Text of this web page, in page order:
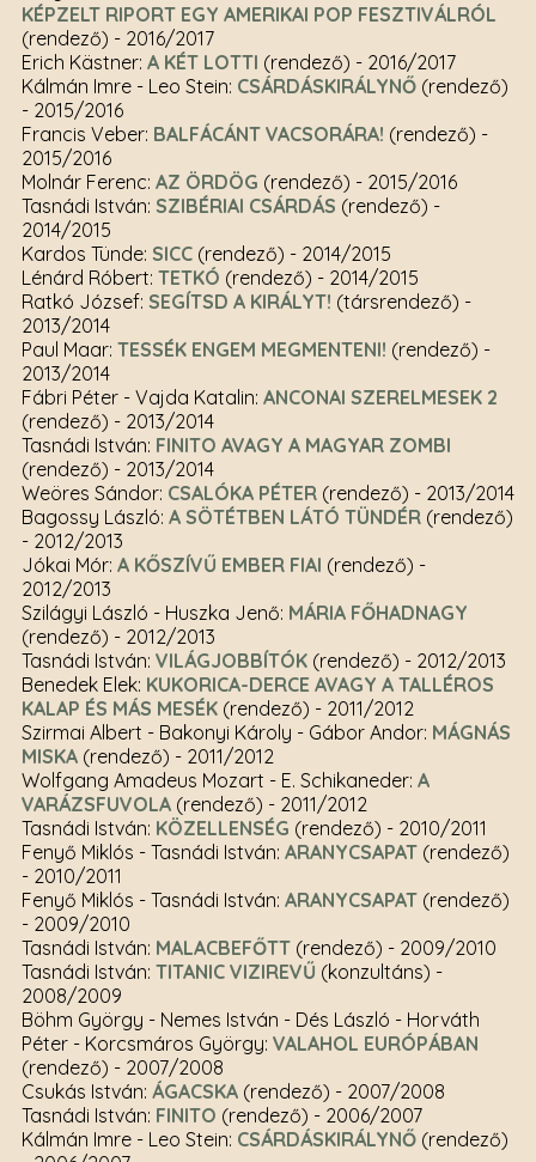
KÉPZELT RIPORT EGY AMERIKAI POP FESZTIVÁLRÓL
(rendező) - 2016/2017
Erich Kästner: A KÉT LOTTI (rendező) - 2016/2017
Kálmán Imre - Leo Stein: CSÁRDÁSKIRÁLYNŐ(rendező)
- 2015/2016
Francis Veber: BALFÁCÁNT VACSORÁRA! (rendező) -
2015/2016
Molnár Ferenc: AZ ÖRDÖG (rendező) - 2015/2016
Tasnádi István: SZIBÉRIAI CSÁRDÁS (rendező) -
2014/2015
Kardos Tünde: SICC(rendező) - 2014/2015
Lénárd Róbert: TETKÓ (rendező) - 2014/2015
Ratkó József: SEGÍTSD A KIRÁLYT! (társrendező) -
2013/2014
Paul Maar: TESSÉK ENGEM MEGMENTENI! (rendező) -
2013/2014
Fábri Péter - Vajda Katalin: ANCONAI SZERELMESEK 2
(rendező) - 2013/2014
Tasnádi István: FINITO AVAGY A MAGYAR ZOMBI
(rendező) - 2013/2014
Weöres Sándor: CSALÓKA PÉTER(rendező) - 2013/2014
Bagossy László: A SÖTÉTBEN LÁTÓ TÜNDÉR(rendező)
- 2012/2013
Jókai Mór: A KŐSZÍVŰ EMBER FIAI (rendező) -
2012/2013
Szilágyi László - Huszka Jenő: MÁRIA FŐHADNAGY
(rendező) - 2012/2013
Tasnádi István: VILÁGJOBBÍTÓK(rendező) - 2012/2013
Benedek Elek: KUKORICA-DERCE AVAGY A TALLÉROS
KALAP ÉS MÁS MESÉK(rendező) - 2011/2012
Szirmai Albert - Bakonyi Károly - Gábor Andor: MÁGNÁS
MISKA(rendező) - 2011/2012
Wolfgang Amadeus Mozart - E. Schikaneder: A
VARÁZSFUVOLA(rendező) - 2011/2012
Tasnádi István: KÖZELLENSÉG (rendező) - 2010/2011
Fenyő Miklós - Tasnádi István: ARANYCSAPAT(rendező)
- 2010/2011
Fenyő Miklós - Tasnádi István: ARANYCSAPAT(rendező)
- 2009/2010
Tasnádi István: MALACBEFŐTT(rendező) - 2009/2010
Tasnádi István: TITANIC VIZIREVŰ (konzultáns) -
2008/2009
Böhm György - Nemes István - Dés László - Horváth
Péter - Korcsmáros György: VALAHOL EURÓPÁBAN
(rendező) - 2007/2008
Csukás István: ÁGACSKA(rendező) - 2007/2008
Tasnádi István: FINITO (rendező) - 2006/2007
Kálmán Imre - Leo Stein: CSÁRDÁSKIRÁLYNŐ(rendező)